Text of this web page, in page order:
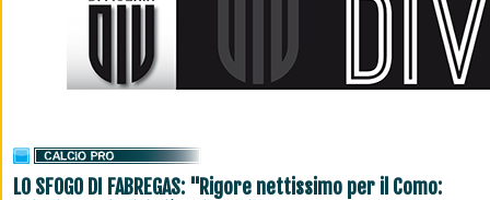
LO SFOGO DI FABREGAS: "Rigore nettissimo per il Como: